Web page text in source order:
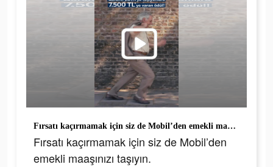
Fırsatı kaçırmamak için siz de Mobil’den emekli maaşınızı taşıyın.
Fırsatı kaçırmamak için siz de Mobil’den
emekli maaşınızı taşıyın.